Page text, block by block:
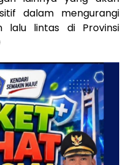
dalam mengurangi
lalu lintas di Provinsi